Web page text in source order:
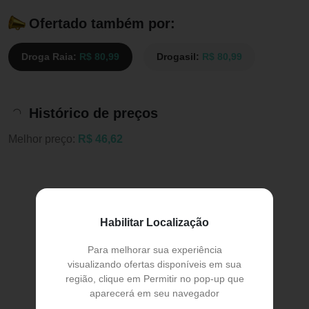
Habilitar Localização
Para melhorar sua experiência
visualizando ofertas disponíveis em sua
região, clique em Permitir no pop-up que
aparecerá em seu navegador
Ofertado também por:
Droga Raia: R$ 80,99 Drogasil: R$ 80,99
Histórico de preços
Melhor preço: R$ 46,62